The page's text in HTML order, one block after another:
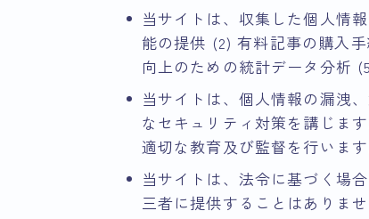
当サイトは、収集した個人情
能の提供 (2) 有料記事の購入
向上のための統計データ分析
当サイトは、個人情報の漏洩
なセキュリティ対策を講じま
適切な教育及び監督を行います
当サイトは、法令に基づく場
三者に提供することはありませ